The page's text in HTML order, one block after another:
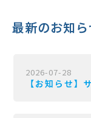
最新のお知
2026-07-28
【お知らせ】